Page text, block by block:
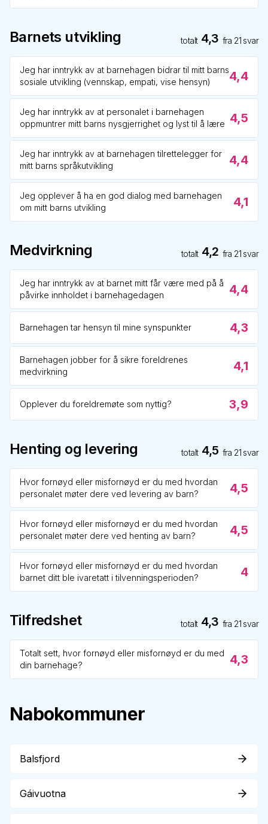
Barnets utvikling totalt 4,3 fra 21 svar
Jeg har inntrykk av at barnehagen bidrar til mitt barns
sosiale utvikling (vennskap, empati, vise hensyn)
4,4
Jeg har inntrykk av at personalet i barnehagen
oppmuntrer mitt barns nysgjerrighet og lyst til å lære 4,5
Jeg har inntrykk av at barnehagen tilrettelegger for
mitt barns språkutvikling
4,4
Jeg opplever å ha en god dialog med barnehagen
om mitt barns utvikling
4,1
Medvirkning totalt 4,2 fra 21 svar
Jeg har inntrykk av at barnet mitt får være med på å
påvirke innholdet i barnehagedagen
4,4
Barnehagen tar hensyn til mine synspunkter 4,3
Barnehagen jobber for å sikre foreldrenes
medvirkning
4,1
Opplever du foreldremøte som nyttig? 3,9
Henting og levering totalt 4,5 fra 21 svar
Hvor fornøyd eller misfornøyd er du med hvordan
personalet møter dere ved levering av barn?
4,5
Hvor fornøyd eller misfornøyd er du med hvordan
personalet møter dere ved henting av barn?
4,5
Hvor fornøyd eller misfornøyd er du med hvordan
barnet ditt ble ivaretatt i tilvenningsperioden?
4
Tilfredshet totalt 4,3 fra 21 svar
Totalt sett, hvor fornøyd eller misfornøyd er du med
din barnehage?
4,3
Nabokommuner
Balsfjord
Gáivuotna